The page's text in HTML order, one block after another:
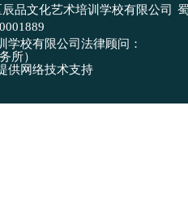
品文化艺术培训学校有限公司
学校有限公司法律顾问：
所）
供网络技术支持